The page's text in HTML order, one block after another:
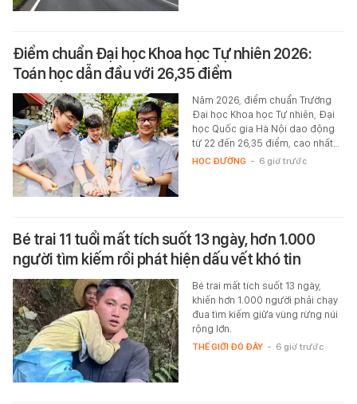
Điểm chuẩn Đại học Khoa học Tự nhiên 2026:
Toán học dẫn đầu với 26,35 điểm
Năm 2026, điểm chuẩn Trường
Đại học Khoa học Tự nhiên, Đại
học Quốc gia Hà Nội dao động
từ 22 đến 26,35 điểm, cao nhất…
HỌC ĐƯỜNG - 6 giờ trước
Bé trai 11 tuổi mất tích suốt 13 ngày, hơn 1.000
người tìm kiếm rồi phát hiện dấu vết khó tin
Bé trai mất tích suốt 13 ngày,
khiến hơn 1.000 người phải chạy
đua tìm kiếm giữa vùng rừng núi
rộng lớn.
THẾ GIỚI ĐÓ ĐÂY - 6 giờ trước